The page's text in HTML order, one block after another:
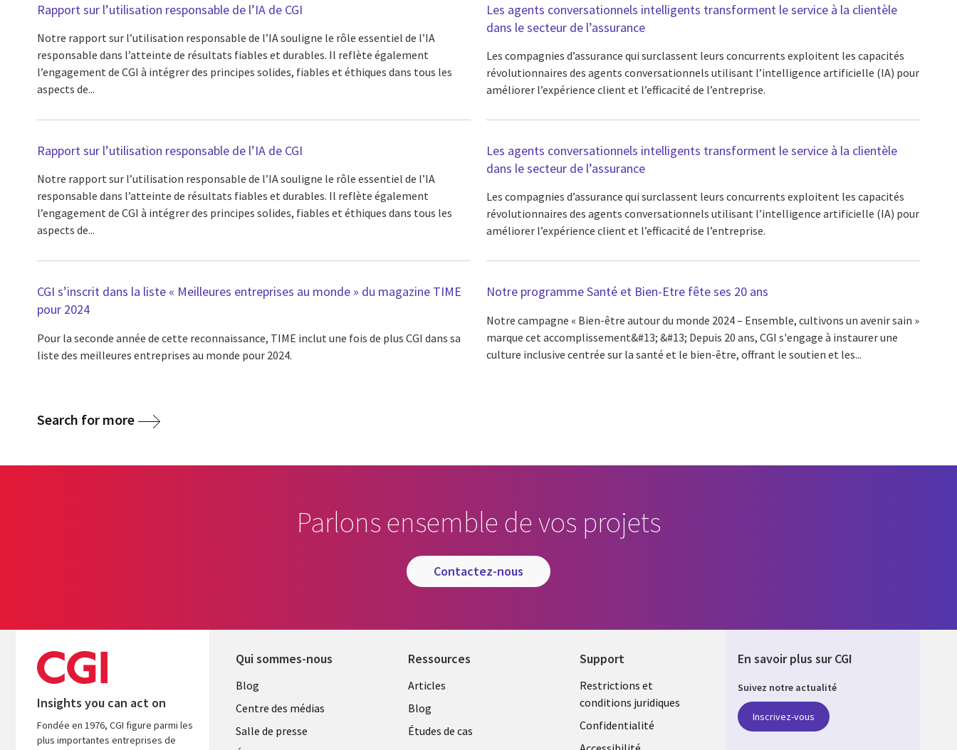
Rapport sur l’utilisation responsable de l’IA de CGI
Notre rapport sur l’utilisation responsable de l’IA souligne le rôle essentiel de l’IA
responsable dans l’atteinte de résultats fiables et durables. Il reflète également
l’engagement de CGI à intégrer des principes solides, fiables et éthiques dans tous les
aspects de...
Les agents conversationnels intelligents transforment le service à la clientèle
dans le secteur de l’assurance
Les compagnies d’assurance qui surclassent leurs concurrents exploitent les capacités
révolutionnaires des agents conversationnels utilisant l’intelligence artificielle (IA) pour
améliorer l’expérience client et l’efficacité de l’entreprise.
Rapport sur l’utilisation responsable de l’IA de CGI
Notre rapport sur l’utilisation responsable de l’IA souligne le rôle essentiel de l’IA
responsable dans l’atteinte de résultats fiables et durables. Il reflète également
l’engagement de CGI à intégrer des principes solides, fiables et éthiques dans tous les
aspects de...
Les agents conversationnels intelligents transforment le service à la clientèle
dans le secteur de l’assurance
Les compagnies d’assurance qui surclassent leurs concurrents exploitent les capacités
révolutionnaires des agents conversationnels utilisant l’intelligence artificielle (IA) pour
améliorer l’expérience client et l’efficacité de l’entreprise.
CGI s’inscrit dans la liste « Meilleures entreprises au monde » du magazine TIME
pour 2024
Pour la seconde année de cette reconnaissance, TIME inclut une fois de plus CGI dans sa
liste des meilleures entreprises au monde pour 2024.
Notre programme Santé et Bien-Etre fête ses 20 ans
Notre campagne « Bien-être autour du monde 2024 – Ensemble, cultivons un avenir sain »
marque cet accomplissement&#13; &#13; Depuis 20 ans, CGI s'engage à instaurer une
culture inclusive centrée sur la santé et le bien-être, offrant le soutien et les...
Search for more
Parlons ensemble de vos projets
contactez-nous
Insights you can act on
Fondée en 1976, CGI figure parmi les
plus importantes entreprises de
Qui sommes-nous
Useful
links
LUXEMBOURG
Blog
Centre des médias
Salle de presse
Ressources
Library
Links
SECTIONS
Articles
Blog
Études de cas
Support
Legal
SECTIONS
FR
Restrictions et
conditions juridiques
Confidentialité
En savoir plus sur CGI
Suivez notre actualité
Inscrivez-vous